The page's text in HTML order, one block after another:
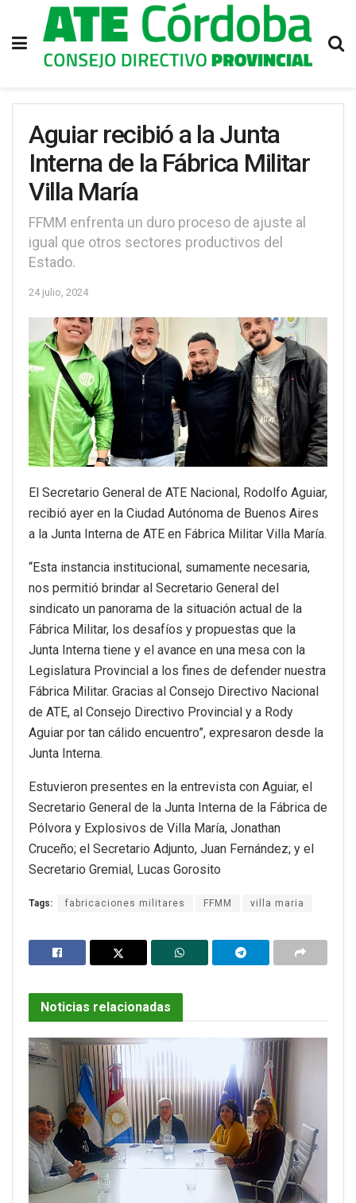
Aguiar recibió a la Junta
Interna de la Fábrica Militar
Villa María
FFMM enfrenta un duro proceso de ajuste al
igual que otros sectores productivos del
Estado.
24 julio, 2024
El Secretario General de ATE Nacional, Rodolfo Aguiar,
recibió ayer en la Ciudad Autónoma de Buenos Aires
a la Junta Interna de ATE en Fábrica Militar Villa María.
“Esta instancia institucional, sumamente necesaria,
nos permitió brindar al Secretario General del
sindicato un panorama de la situación actual de la
Fábrica Militar, los desafíos y propuestas que la
Junta Interna tiene y el avance en una mesa con la
Legislatura Provincial a los fines de defender nuestra
Fábrica Militar. Gracias al Consejo Directivo Nacional
de ATE, al Consejo Directivo Provincial y a Rody
Aguiar por tan cálido encuentro”, expresaron desde la
Junta Interna.
Estuvieron presentes en la entrevista con Aguiar, el
Secretario General de la Junta Interna de la Fábrica de
Pólvora y Explosivos de Villa María, Jonathan
Cruceño; el Secretario Adjunto, Juan Fernández; y el
Secretario Gremial, Lucas Gorosito
Tags: fabricaciones militares FFMM villa maria
Noticias relacionadas